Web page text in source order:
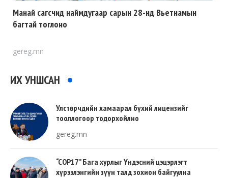
Манай сагсчид наймдугаар сарын 28-нд Вьетнамын
багтай тоглоно
gereg.mn
ИХ УНШСАН
Улстөрчдийн хамаарал бүхий лицензийг
тооллогоор тодорхойлно
gereg.mn
“COP17” Бага хурлыг Үндэсний цэцэрлэгт
хүрээлэнгийн зүүн талд зохион байгуулна